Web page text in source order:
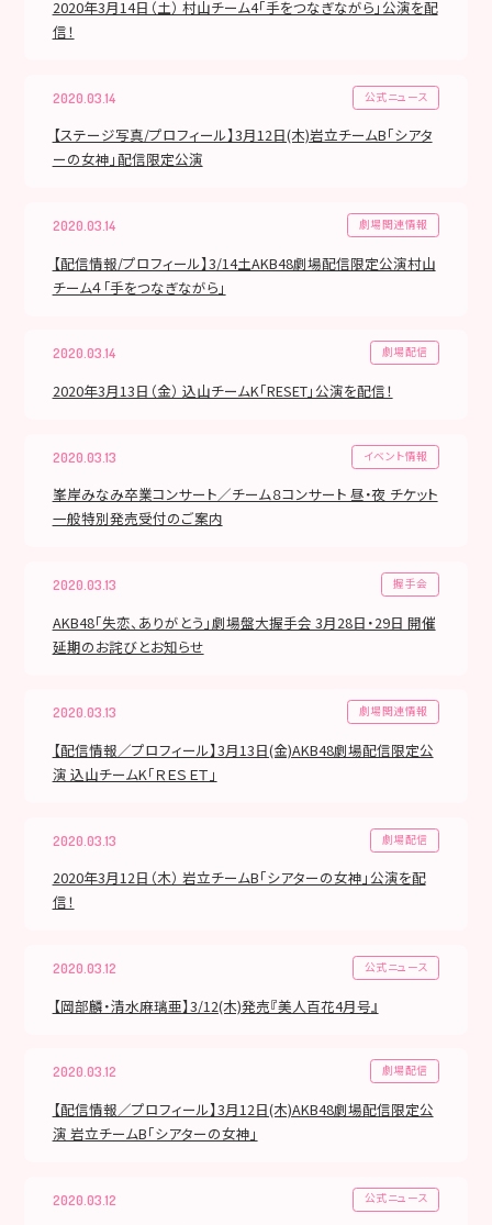
2020年3月14日（土） 村山チーム4「手をつなぎながら」公演を配
信！
2020.03.14 公式ニュース
【ステージ写真/プロフィール】3月12日(木)岩立チームB「シアタ
ーの女神」配信限定公演
2020.03.14 劇場関連情報
【配信情報/プロフィール】3/14土AKB48劇場配信限定公演村山
チーム４｢手をつなぎながら」
2020.03.14 劇場配信
2020年3月13日（金） 込山チームK「RESET」公演を配信！
2020.03.13 イベント情報
峯岸みなみ卒業コンサート／チーム８コンサート 昼・夜 チケット
一般特別発売受付のご案内
2020.03.13 握手会
AKB48「失恋、ありがとう」劇場盤大握手会 3月28日・29日 開催
延期のお詫びとお知らせ
2020.03.13 劇場関連情報
【配信情報／プロフィール】3月13日(金)AKB48劇場配信限定公
演 込山チームK「ＲＥＳＥＴ」
2020.03.13 劇場配信
2020年3月12日（木） 岩立チームB「シアターの女神」公演を配
信！
2020.03.12 公式ニュース
【岡部麟・清水麻璃亜】3/12(木)発売『美人百花4月号』
2020.03.12 劇場配信
【配信情報／プロフィール】3月12日(木)AKB48劇場配信限定公
演 岩立チームB「シアターの女神」
2020.03.12 公式ニュース